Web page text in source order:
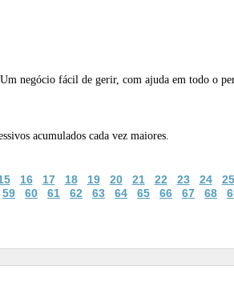
negócio fácil de gerir, com ajuda em todo o
acumulados cada vez maiores.
16 17 18 19 20 21 22 23 24 25
59 60 61 62 63 64 65 66 67 68